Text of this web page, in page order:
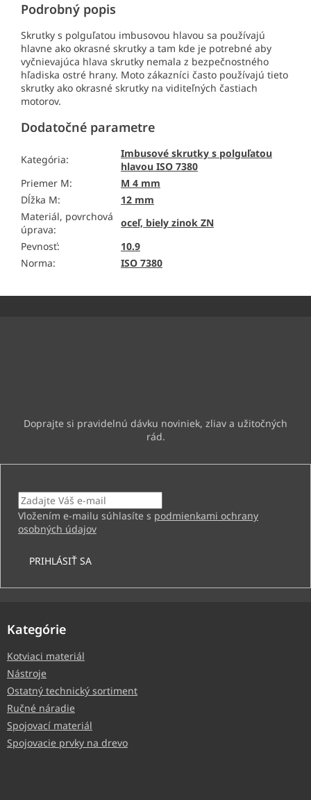
Podrobný popis
Skrutky s polguľatou imbusovou hlavou sa používajú
hlavne ako okrasné skrutky a tam kde je potrebné aby
vyčnievajúca hlava skrutky nemala z bezpečnostného
hľadiska ostré hrany. Moto zákazníci často používajú tieto
skrutky ako okrasné skrutky na viditeľných častiach
motorov.
Dodatočné parametre
Kategória:
Imbusové skrutky s polguľatou
hlavou ISO 7380
Priemer M:
M 4 mm
Dĺžka M:
12 mm
Materiál, povrchová
úprava:
oceľ, biely zinok ZN
Pevnosť:
10.9
Norma: ISO 7380
Vložením e-mailu súhlasíte s podmienkami ochrany
osobných údajov
PRIHLÁSIŤ SA
Kategórie
Kotviaci materiál
Nástroje
Ostatný technický sortiment
Ručné náradie
Spojovací materiál
Spojovacie prvky na drevo